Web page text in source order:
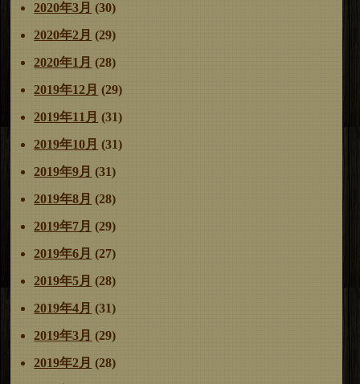
2020年3月 (30)
2020年2月 (29)
2020年1月 (28)
2019年12月 (29)
2019年11月 (31)
2019年10月 (31)
2019年9月 (31)
2019年8月 (28)
2019年7月 (29)
2019年6月 (27)
2019年5月 (28)
2019年4月 (31)
2019年3月 (29)
2019年2月 (28)